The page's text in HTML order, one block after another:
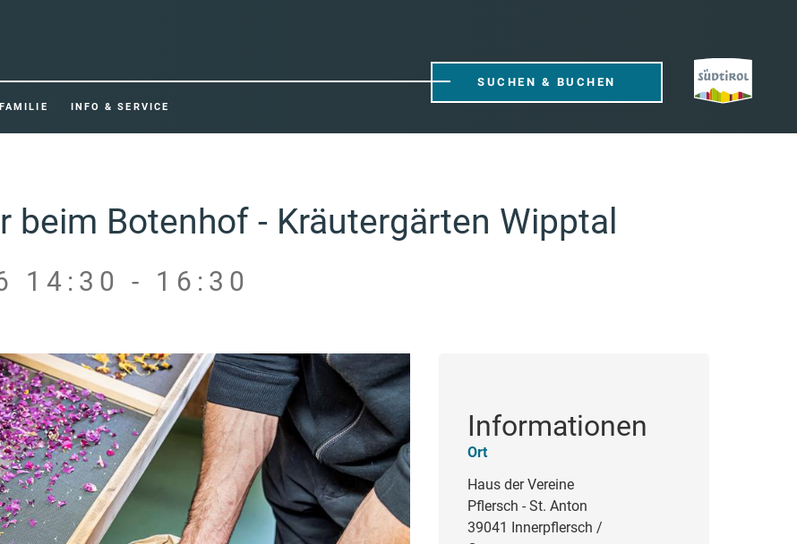
FAMILIE INFO & SERVICE
SUCHEN & BUCHEN
beim Botenhof - Kräutergärten Wipptal
14:30 - 16:30
Informationen
Ort
Haus der Vereine
Pflersch - St. Anton
39041 Innerpflersch /